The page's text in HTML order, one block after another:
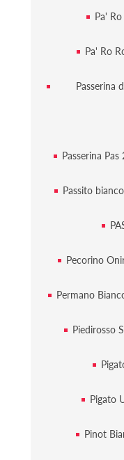
Pa'
Pa' Ro
Passerina
Passerina
Passito
Pecorino
Permano
Piedirosso
Pigato
Pinot